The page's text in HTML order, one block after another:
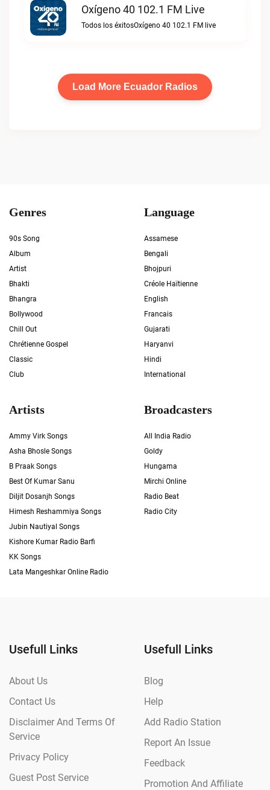
Oxígeno 40 102.1 FM Live
Todos los éxitosOxígeno 40 102.1 FM live
Load More Ecuador Radios
Genres
90s Song
Album
Artist
Bhakti
Bhangra
Bollywood
Chill Out
Chrétienne Gospel
Classic
Club
Language
Assamese
Bengali
Bhojpuri
Créole Haïtienne
English
Francais
Gujarati
Haryanvi
Hindi
International
Artists
Ammy Virk Songs
Asha Bhosle Songs
B Praak Songs
Best Of Kumar Sanu
Diljit Dosanjh Songs
Himesh Reshammiya Songs
Jubin Nautiyal Songs
Kishore Kumar Radio Barfi
KK Songs
Lata Mangeshkar Online Radio
Broadcasters
All India Radio
Goldy
Hungama
Mirchi Online
Radio Beat
Radio City
Usefull Links
About Us
Contact Us
Disclaimer And Terms Of
Service
Privacy Policy
Guest Post Service
Usefull Links
Blog
Help
Add Radio Station
Report An Issue
Feedback
Promotion And Affiliate